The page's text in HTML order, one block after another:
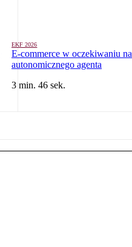
EKF 2026
E-commerce w oczekiwaniu na
autonomicznego agenta
3 min. 46 sek.